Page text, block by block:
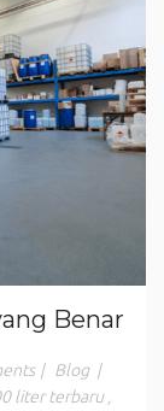
Benar
| Blog |
liter terbaru